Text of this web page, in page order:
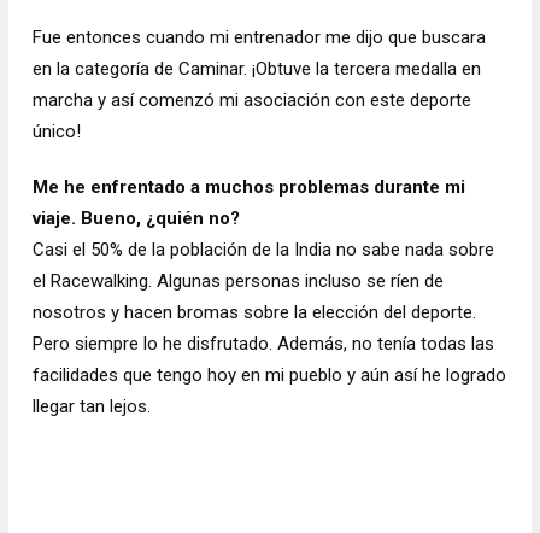
Fue entonces cuando mi entrenador me dijo que buscara
en la categoría de Caminar. ¡Obtuve la tercera medalla en
marcha y así comenzó mi asociación con este deporte
único!
Me he enfrentado a muchos problemas durante mi
viaje. Bueno, ¿quién no?
Casi el 50% de la población de la India no sabe nada sobre
el Racewalking. Algunas personas incluso se ríen de
nosotros y hacen bromas sobre la elección del deporte.
Pero siempre lo he disfrutado. Además, no tenía todas las
facilidades que tengo hoy en mi pueblo y aún así he logrado
llegar tan lejos.